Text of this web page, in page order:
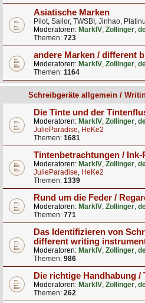
Asiatische Marken
Pilot, Sailor, TWSBI, Jinhao,
Moderatoren: MarkIV, Zollinger,
Themen: 723
andere Marken / different
Moderatoren: MarkIV, Zollinger,
Themen: 1164
Schreibgeräte allgemein /
Die Tinte und der
Moderatoren: MarkIV, Zollinger,
JulieParadise, HeKe2
Themen: 1681
Tintenbetrachtungen / Ink-
Moderatoren: MarkIV, Zollinger,
JulieParadise, HeKe2
Themen: 1339
Rund um die Feder /
Moderatoren: MarkIV, Zollinger,
Themen: 771
Das Identifizieren von
different writing
Moderatoren: MarkIV, Zollinger,
Themen: 986
Die richtige Handhabung /
Moderatoren: MarkIV, Zollinger,
Themen: 262